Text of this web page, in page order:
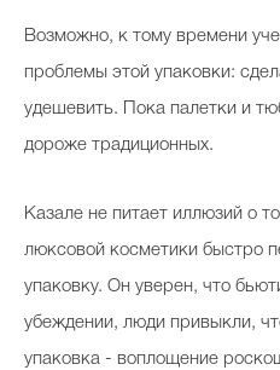
Возможно, к тому времени
проблемы этой упаковки:
удешевить. Пока палетки и
дороже традиционных.
Казале не питает иллюзий о
люксовой косметики быстро
упаковку. Он уверен, что
убеждении, люди привыкли,
упаковка - воплощение